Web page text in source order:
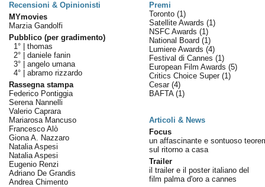
Recensioni & Opinionisti
Premi
MYmovies
Marzia Gandolfi
Pubblico (per gradimento)
1° | thomas
2° | daniele fanin
3° | angelo umana
4° | abramo rizzardo
Rassegna stampa
Federico Pontiggia
Serena Nannelli
Valerio Caprara
Mariarosa Mancuso
Francesco Alò
Giona A. Nazzaro
Natalia Aspesi
Natalia Aspesi
Eugenio Renzi
Adriano De Grandis
Andrea Chimento
Toronto (1)
Satellite Awards (1)
NSFC Awards (1)
National Board (1)
Lumiere Awards (4)
Festival di Cannes (1)
European Film Awards (5)
Critics Choice Super (1)
Cesar (4)
BAFTA (1)
Articoli & News
Focus
un affascinante e sontuoso
sul ritorno a casa
Trailer
il trailer e il poster italiano del
film palma d'oro a cannes